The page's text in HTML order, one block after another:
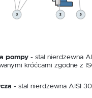
pompy - stal nierdzewna
króćcami zgodne z
- stal nierdzewna AISI